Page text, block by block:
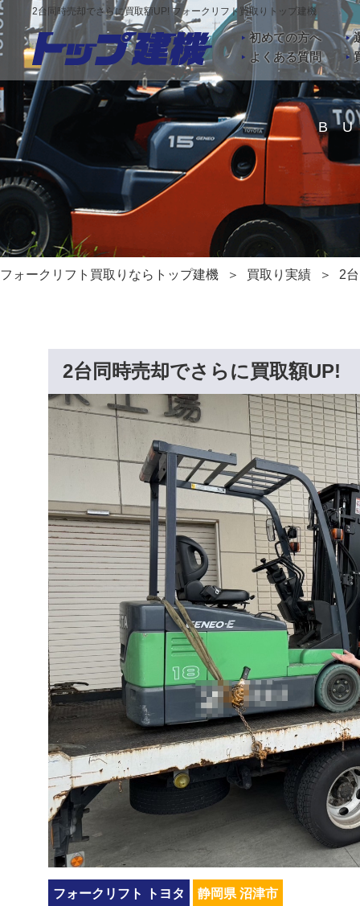
2台同時売却でさらに買取額UP! フォークリフト買取りトップ建機
初めての方へ
よくある質問
フォークリフト買取りならトップ建機 買取り実績 2
2台同時売却でさらに買取額UP!
フォークリフト トヨタ 静岡県 沼津市